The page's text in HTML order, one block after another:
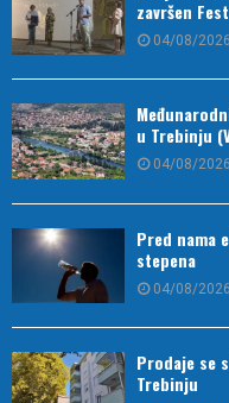
završen
04/08/2026
u Trebinju
04/08/2026
Pred nama
stepena
04/08/2026
Prodaje se
Trebinju